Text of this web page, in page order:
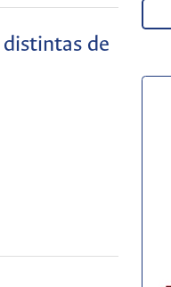
distintas de